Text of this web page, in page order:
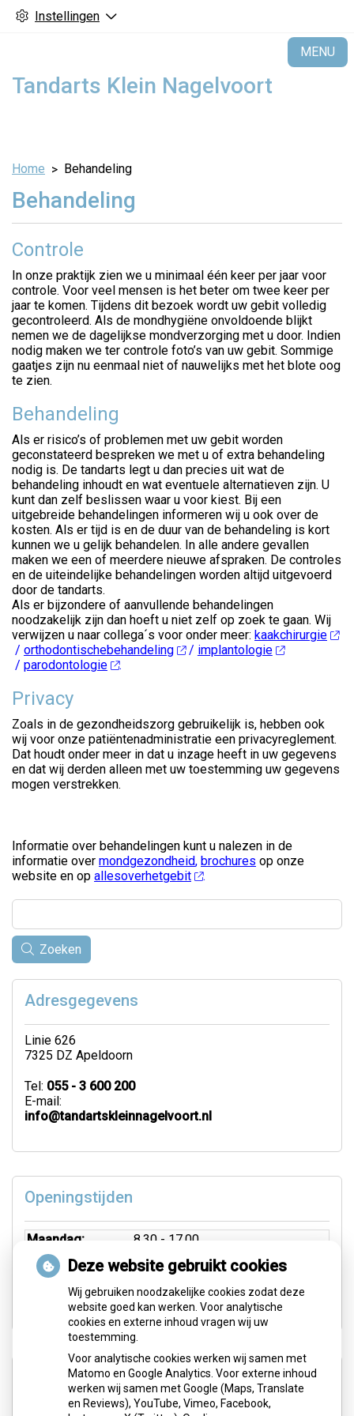
Instellingen
MENU
Tandarts Klein Nagelvoort
Home Behandeling
Behandeling
Controle
In onze praktijk zien we u minimaal één keer per jaar voor
controle. Voor veel mensen is het beter om twee keer per
jaar te komen. Tijdens dit bezoek wordt uw gebit volledig
gecontroleerd. Als de mondhygiëne onvoldoende blijkt
nemen we de dagelijkse mondverzorging met u door. Indien
nodig maken we ter controle foto’s van uw gebit. Sommige
gaatjes zijn nu eenmaal niet of nauwelijks met het blote oog
te zien.
Behandeling
Als er risico’s of problemen met uw gebit worden
geconstateerd bespreken we met u of extra behandeling
nodig is. De tandarts legt u dan precies uit wat de
behandeling inhoudt en wat eventuele alternatieven zijn. U
kunt dan zelf beslissen waar u voor kiest. Bij een
uitgebreide behandelingen informeren wij u ook over de
kosten. Als er tijd is en de duur van de behandeling is kort
kunnen we u gelijk behandelen. In alle andere gevallen
maken we een of meerdere nieuwe afspraken. De controles
en de uiteindelijke behandelingen worden altijd uitgevoerd
door de tandarts.
Als er bijzondere of aanvullende behandelingen
noodzakelijk zijn dan hoeft u niet zelf op zoek te gaan. Wij
verwijzen u naar collega´s voor onder meer: kaakchirurgie
/ orthodontischebehandeling / implantologie
/ parodontologie .
Privacy
Zoals in de gezondheidszorg gebruikelijk is, hebben ook
wij voor onze patiëntenadministratie een privacyreglement.
Dat houdt onder meer in dat u inzage heeft in uw gegevens
en dat wij derden alleen met uw toestemming uw gegevens
mogen verstrekken.
Informatie over behandelingen kunt u nalezen in de
informatie over mondgezondheid, brochures op onze
website en op allesoverhetgebit .
Zoeken
Adresgegevens
Linie 626
7325 DZ Apeldoorn
Tel: 055 - 3 600 200
E-mail:
info@tandartskleinnagelvoort.nl
Openingstijden
Maandag:
8.30 - 17.00
Dinsdag:
8.30 - 17.00
Woensdag:
8.30 - 17.00
Donderdag:
Wisselend 8.30 - 17.00
Aangesloten bij:
Deze website gebruikt cookies
Wij gebruiken noodzakelijke cookies zodat deze
website goed kan werken. Voor analytische
cookies en externe inhoud vragen wij uw
toestemming.
Voor analytische cookies werken wij samen met
Matomo en Google Analytics. Voor externe inhoud
werken wij samen met Google (Maps, Translate
en Reviews), YouTube, Vimeo, Facebook,